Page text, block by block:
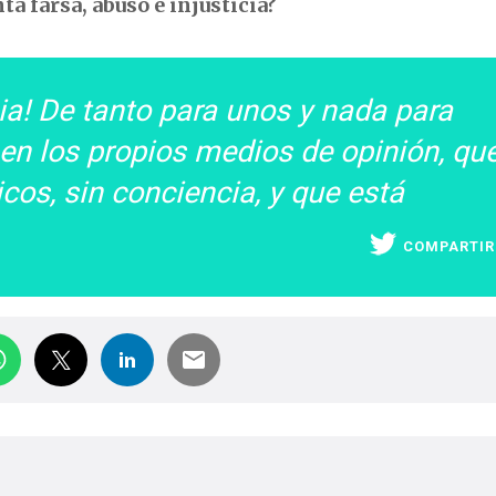
farsa, abuso e injusticia?
De tanto para unos y nada para
los propios medios de opinión,
sin conciencia, y que está